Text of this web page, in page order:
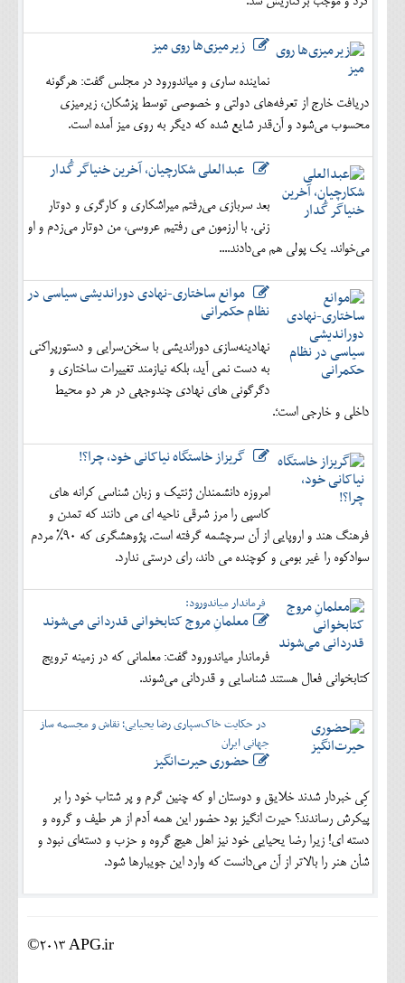
زیرمیزی‌ها روی میز
نماینده ساری و میاندورود در مجلس گفت: هرگونه
دریافت خارج از تعرفه‌های دولتی و خصوصی توسط پزشکان، زیرمیزی
محسوب می‌شود و آن‌قدر شایع شده که دیگر به روی میز آمده است.
عبدالعلی شکارچیان، آخرین خنیاگر گُدار
بعد سربازی می‌رفتم میراشکاری و کارگری و دوتار
زنی. با ارزمون می رفتیم عروسی، من دوتار می‌زدم و او
می‌خواند. یک پولی هم می‌دادند....
موانع ساختاری-نهادی دوراندیشی سیاسی در
نظام حکمرانی
نهادینه‌سازی دوراندیشی با سخن‌سرایی و دستورپراکنی
به دست نمی آید، بلکه نیازمند تغییرات ساختاری و
دگرگونی های نهادی چندوجهی در هر دو محیط
داخلی و خارجی است؛.
گریزاز خاستگاه نیاکانی خود، چرا؟!
امروزه دانشمندان ژنتیک و زبان شناسی کرانه های
کاسپی را مرز شرقی ناحیه ای می دانند که تمدن و
فرهنگ هند و اروپایی از آن سرچشمه گرفته است. پژوهشگری که 90% مردم
سوادکوه را غیر بومی و کوچنده می داند، رای درستی ندارد.
فرماندار میاندورود:
معلمانِ مروج کتابخوانی قدردانی می‌شوند
فرماندار میاندورود گفت: معلمانی که در زمینه ترویج
کتابخوانی فعال هستند شناسایی و قدردانی می‌شوند.
در حکایت خاک‌سپاری رضا یحیایی؛ نقاش و مجسمه ساز
جهانی ایران
حضوری حیرت‌انگیز
کِی خبردار شدند خلایق و دوستان او که چنین گرم و پر شتاب خود را بر
پیکرش رساندند؟ حیرت انگیز بود حضور این همه آدم از هر طیف و گروه و
دسته ای! زیرا رضا یحیایی خود نیز اهل هیچ گروه و حزب و دسته‌ای نبود و
شأن هنر را بالاتر از آن می‌دانست که وارد این جویبارها شود.
©2013 APG.ir